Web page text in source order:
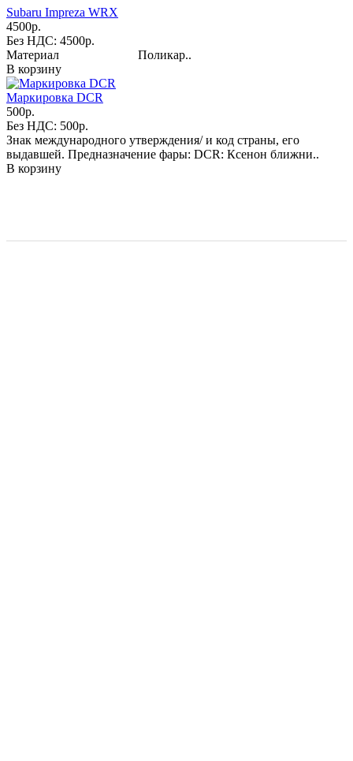
Subaru Impreza WRX
4500р.
Без НДС: 4500р.
Материал Поликар..
В корзину
Маркировка DCR
500р.
Без НДС: 500р.
Знак международного утверждения/ и код страны, его
выдавшей. Предназначение фары: DCR: Ксенон ближни..
В корзину